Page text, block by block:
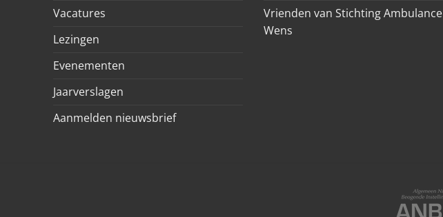
Vacatures
Lezingen
Evenementen
Jaarverslagen
Aanmelden nieuwsbrief
Vrienden van Stichting Ambulance
Wens